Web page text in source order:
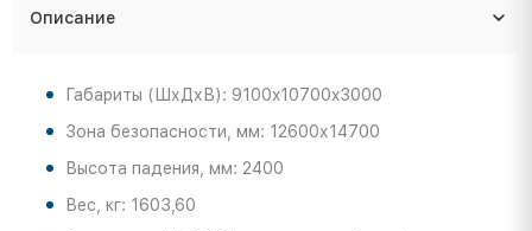
Описание
Габариты (ШхДхВ): 9100x10700x3000
Зона безопасности, мм: 12600х14700
Высота падения, мм: 2400
Вес, кг: 1603,60